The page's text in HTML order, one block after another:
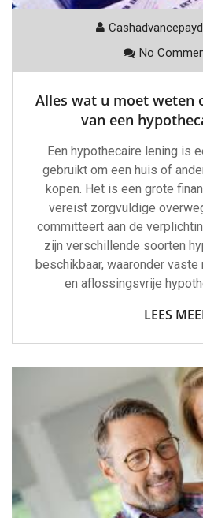
No
Alles wat u moet weten
van een
Een hypothecaire lening is
gebruikt om een huis of
kopen. Het is een grote
vereist zorgvuldige
committeert aan de
zijn verschillende soorten
beschikbaar, waaronder
en aflossingsvrije
LEES